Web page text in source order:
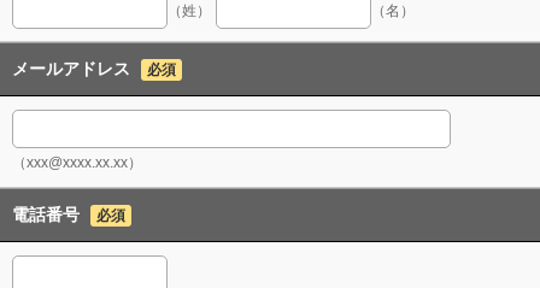
（姓） （名）
メールアドレス 必須
（xxx@xxxx.xx.xx）
電話番号 必須